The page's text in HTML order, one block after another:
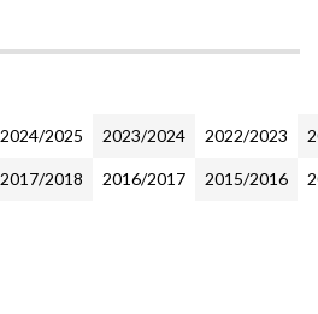
2024/2025 2023/2024 2022/2023
2017/2018 2016/2017 2015/2016